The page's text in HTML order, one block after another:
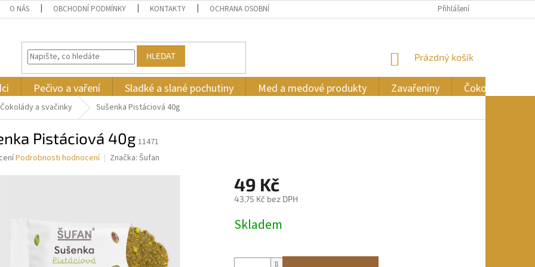
O NÁS OBCHODNÍ PODMÍNKY KONTAKTY OCHRANA OSOBNÍCH ÚDAJŮ Přihlášení
HLEDAT
NÁKUPNÍ
Prázdný košík
Pečivo a vaření Sladké a slané pochutiny Med a medové produkty Zavařeniny Čokoláda
Čokolády a svačinky Sušenka Pistáciová 40g
Pistáciová 40g 11471
Podrobnosti hodnocení Značka: Šufan
49 Kč
43,75 Kč bez DPH
cena:
Skladem